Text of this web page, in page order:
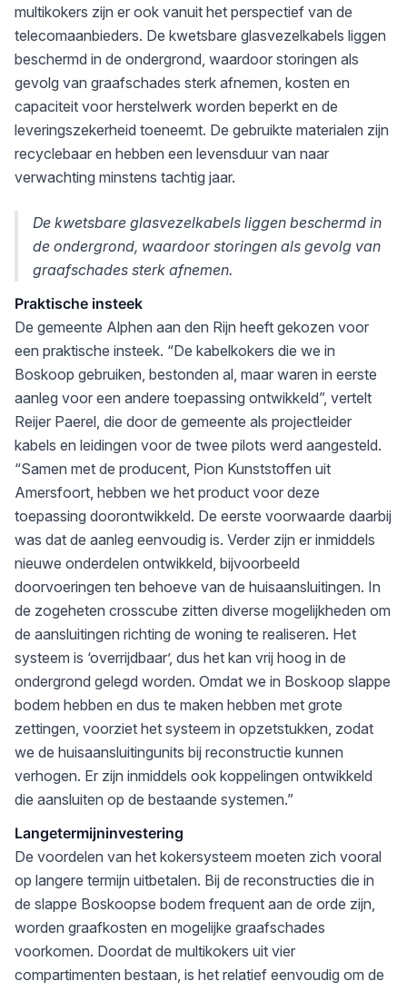
multikokers zijn er ook vanuit het perspectief van de
telecomaanbieders. De kwetsbare glasvezelkabels liggen
beschermd in de ondergrond, waardoor storingen als
gevolg van graafschades sterk afnemen, kosten en
capaciteit voor herstelwerk worden beperkt en de
leveringszekerheid toeneemt. De gebruikte materialen zijn
recyclebaar en hebben een levensduur van naar
verwachting minstens tachtig jaar.
De kwetsbare glasvezelkabels liggen beschermd in
de ondergrond, waardoor storingen als gevolg van
graafschades sterk afnemen.
Praktische insteek
De gemeente Alphen aan den Rijn heeft gekozen voor
een praktische insteek. “De kabelkokers die we in
Boskoop gebruiken, bestonden al, maar waren in eerste
aanleg voor een andere toepassing ontwikkeld”, vertelt
Reijer Paerel, die door de gemeente als projectleider
kabels en leidingen voor de twee pilots werd aangesteld.
“Samen met de producent, Pion Kunststoffen uit
Amersfoort, hebben we het product voor deze
toepassing doorontwikkeld. De eerste voorwaarde daarbij
was dat de aanleg eenvoudig is. Verder zijn er inmiddels
nieuwe onderdelen ontwikkeld, bijvoorbeeld
doorvoeringen ten behoeve van de huisaansluitingen. In
de zogeheten crosscube zitten diverse mogelijkheden om
de aansluitingen richting de woning te realiseren. Het
systeem is ‘overrijdbaar’, dus het kan vrij hoog in de
ondergrond gelegd worden. Omdat we in Boskoop slappe
bodem hebben en dus te maken hebben met grote
zettingen, voorziet het systeem in opzetstukken, zodat
we de huisaansluitingunits bij reconstructie kunnen
verhogen. Er zijn inmiddels ook koppelingen ontwikkeld
die aansluiten op de bestaande systemen.”
Langetermijninvestering
De voordelen van het kokersysteem moeten zich vooral
op langere termijn uitbetalen. Bij de reconstructies die in
de slappe Boskoopse bodem frequent aan de orde zijn,
worden graafkosten en mogelijke graafschades
voorkomen. Doordat de multikokers uit vier
compartimenten bestaan, is het relatief eenvoudig om de